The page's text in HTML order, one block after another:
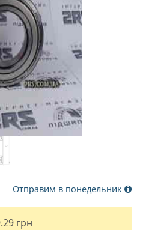
Отправим в понедельник
грн